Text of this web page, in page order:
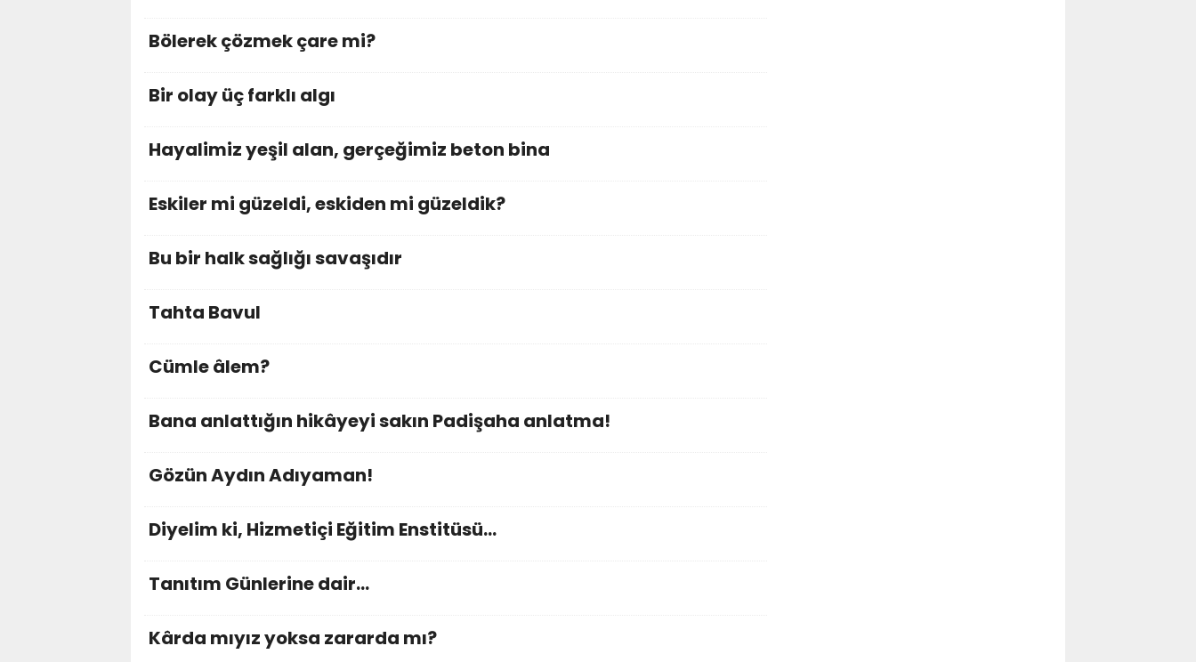
Bölerek çözmek çare mi?
Bir olay üç farklı algı
Hayalimiz yeşil alan, gerçeğimiz beton bina
Eskiler mi güzeldi, eskiden mi güzeldik?
Bu bir halk sağlığı savaşıdır
Tahta Bavul
Cümle âlem?
Bana anlattığın hikâyeyi sakın Padişaha anlatma!
Gözün Aydın Adıyaman!
Diyelim ki, Hizmetiçi Eğitim Enstitüsü…
Tanıtım Günlerine dair…
Kârda mıyız yoksa zararda mı?